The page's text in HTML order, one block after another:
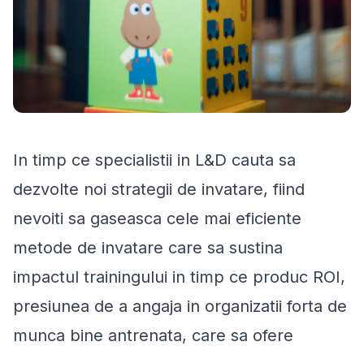
In timp ce specialistii in L&D cauta sa
dezvolte noi strategii de invatare, fiind
nevoiti sa gaseasca cele mai eficiente
metode de invatare care sa sustina
impactul trainingului in timp ce produc ROI,
presiunea de a angaja in organizatii forta de
munca bine antrenata, care sa ofere